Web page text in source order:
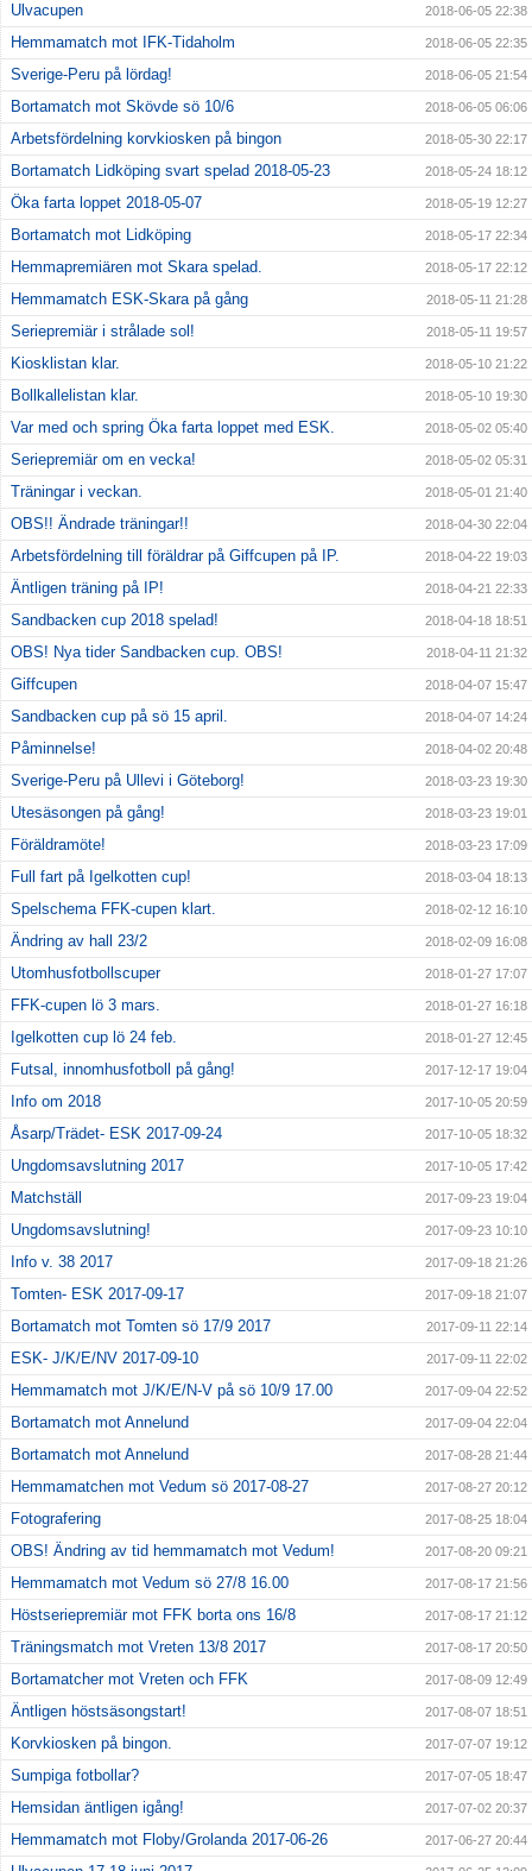
Ulvacupen 2018-06-05 22:38
Hemmamatch mot IFK-Tidaholm 2018-06-05 22:35
Sverige-Peru på lördag! 2018-06-05 21:54
Bortamatch mot Skövde sö 10/6 2018-06-05 06:06
Arbetsfördelning korvkiosken på bingon 2018-05-30 22:17
Bortamatch Lidköping svart spelad 2018-05-23 2018-05-24 18:12
Öka farta loppet 2018-05-07 2018-05-19 12:27
Bortamatch mot Lidköping 2018-05-17 22:34
Hemmapremiären mot Skara spelad. 2018-05-17 22:12
Hemmamatch ESK-Skara på gång 2018-05-11 21:28
Seriepremiär i strålade sol! 2018-05-11 19:57
Kiosklistan klar. 2018-05-10 21:22
Bollkallelistan klar. 2018-05-10 19:30
Var med och spring Öka farta loppet med ESK. 2018-05-02 05:40
Seriepremiär om en vecka! 2018-05-02 05:31
Träningar i veckan. 2018-05-01 21:40
OBS!! Ändrade träningar!! 2018-04-30 22:04
Arbetsfördelning till föräldrar på Giffcupen på IP. 2018-04-22 19:03
Äntligen träning på IP! 2018-04-21 22:33
Sandbacken cup 2018 spelad! 2018-04-18 18:51
OBS! Nya tider Sandbacken cup. OBS! 2018-04-11 21:32
Giffcupen 2018-04-07 15:47
Sandbacken cup på sö 15 april. 2018-04-07 14:24
Påminnelse! 2018-04-02 20:48
Sverige-Peru på Ullevi i Göteborg! 2018-03-23 19:30
Utesäsongen på gång! 2018-03-23 19:01
Föräldramöte! 2018-03-23 17:09
Full fart på Igelkotten cup! 2018-03-04 18:13
Spelschema FFK-cupen klart. 2018-02-12 16:10
Ändring av hall 23/2 2018-02-09 16:08
Utomhusfotbollscuper 2018-01-27 17:07
FFK-cupen lö 3 mars. 2018-01-27 16:18
Igelkotten cup lö 24 feb. 2018-01-27 12:45
Futsal, innomhusfotboll på gång! 2017-12-17 19:04
Info om 2018 2017-10-05 20:59
Åsarp/Trädet- ESK 2017-09-24 2017-10-05 18:32
Ungdomsavslutning 2017 2017-10-05 17:42
Matchställ 2017-09-23 19:04
Ungdomsavslutning! 2017-09-23 10:10
Info v. 38 2017 2017-09-18 21:26
Tomten- ESK 2017-09-17 2017-09-18 21:07
Bortamatch mot Tomten sö 17/9 2017 2017-09-11 22:14
ESK- J/K/E/NV 2017-09-10 2017-09-11 22:02
Hemmamatch mot J/K/E/N-V på sö 10/9 17.00 2017-09-04 22:52
Bortamatch mot Annelund 2017-09-04 22:04
Bortamatch mot Annelund 2017-08-28 21:44
Hemmamatchen mot Vedum sö 2017-08-27 2017-08-27 20:12
Fotografering 2017-08-25 18:04
OBS! Ändring av tid hemmamatch mot Vedum! 2017-08-20 09:21
Hemmamatch mot Vedum sö 27/8 16.00 2017-08-17 21:56
Höstseriepremiär mot FFK borta ons 16/8 2017-08-17 21:12
Träningsmatch mot Vreten 13/8 2017 2017-08-17 20:50
Bortamatcher mot Vreten och FFK 2017-08-09 12:49
Äntligen höstsäsongstart! 2017-08-07 18:51
Korvkiosken på bingon. 2017-07-07 19:12
Sumpiga fotbollar? 2017-07-05 18:47
Hemsidan äntligen igång! 2017-07-02 20:37
Hemmamatch mot Floby/Grolanda 2017-06-26 2017-06-27 20:44